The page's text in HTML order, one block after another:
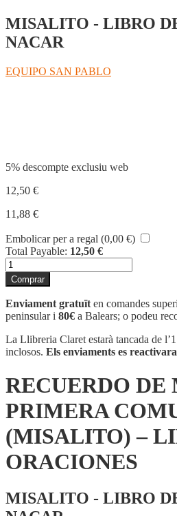
MISALITO - LIBRO
NACAR
EQUIPO SAN PABLO
5% descompte exclusiu web
12,50 €
11,88 €
Embolicar per a regal (0,00 €)
Total Payable: 12,50 €
quantitat
de
RECUERDO
DE
MI
PRIMERA
COMUNIÓN
(MISALITO)
DE
Comprar
Enviament gratuït en comandes
peninsular i 80€ a Balears; o podeu
La Llibreria Claret estarà tancada de
inclosos. Els enviaments es
RECUERDO DE
PRIMERA
(MISALITO) –
ORACIONES
MISALITO - LIBRO